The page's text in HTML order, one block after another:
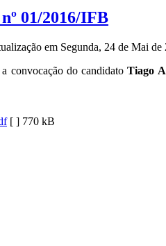
01/2016/IFB
em Segunda, 24 de Mai de
convocação do candidatoTiago
[ ] 770 kB